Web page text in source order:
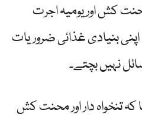
کش اور یومیہ اجرت
بنیادی غذائی ضروریات
نہیں بچتے۔
تنخواہ دار اور محنت کش